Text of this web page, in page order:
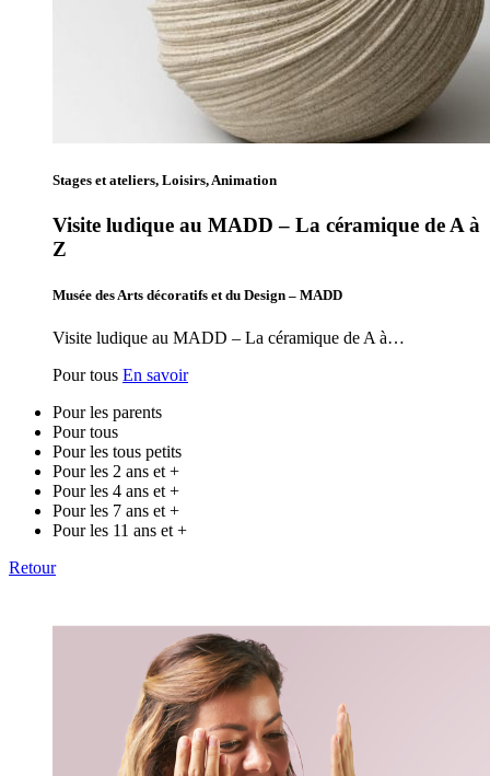
Stages et ateliers, Loisirs, Animation
Visite ludique au MADD – La céramique de A à
Z
Musée des Arts décoratifs et du Design – MADD
Visite ludique au MADD – La céramique de A à…
Pour tous En savoir
Pour les parents
Pour tous
Pour les tous petits
Pour les 2 ans et +
Pour les 4 ans et +
Pour les 7 ans et +
Pour les 11 ans et +
Retour